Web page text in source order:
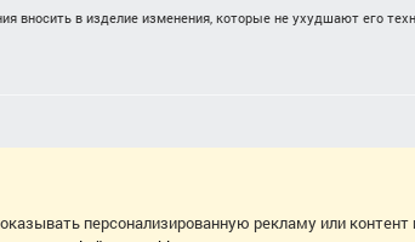
вносить в изделие изменения, которые не ухудшают его
персонализированную рекламу или